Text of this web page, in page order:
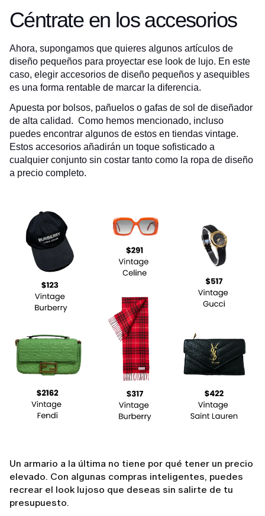
Céntrate en los accesorios
Ahora, supongamos que quieres algunos artículos de
diseño pequeños para proyectar ese look de lujo. En este
caso, elegir accesorios de diseño pequeños y asequibles
es una forma rentable de marcar la diferencia.
Apuesta por bolsos, pañuelos o gafas de sol de diseñador
de alta calidad. Como hemos mencionado, incluso
puedes encontrar algunos de estos en tiendas vintage.
Estos accesorios añadirán un toque sofisticado a
cualquier conjunto sin costar tanto como la ropa de diseño
a precio completo.
Un armario a la última no tiene por qué tener un precio
elevado. Con algunas compras inteligentes, puedes
recrear el look lujoso que deseas sin salirte de tu
presupuesto.